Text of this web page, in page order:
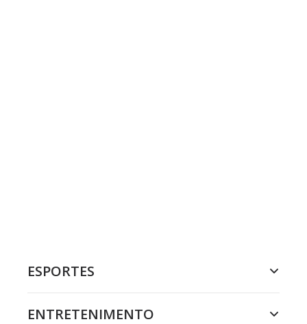
ESPORTES
ENTRETENIMENTO